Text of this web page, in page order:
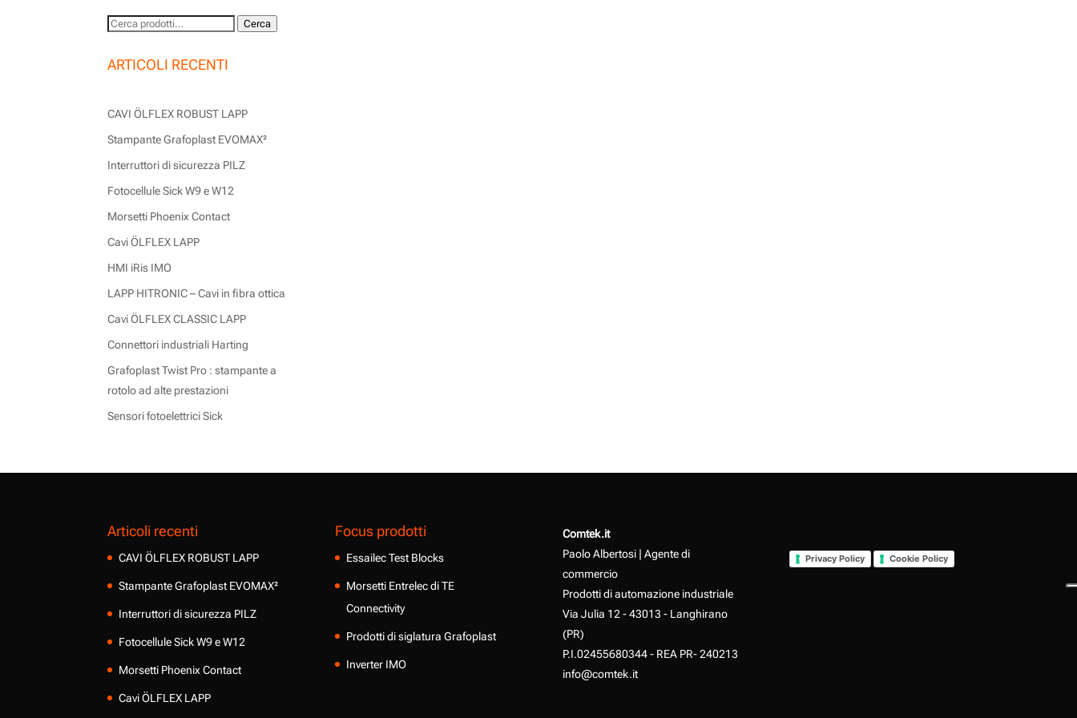
Cerca: Cerca
ARTICOLI RECENTI
CAVI ÖLFLEX ROBUST LAPP
Stampante Grafoplast EVOMAX²
Interruttori di sicurezza PILZ
Fotocellule Sick W9 e W12
Morsetti Phoenix Contact
Cavi ÖLFLEX LAPP
HMI iRis IMO
LAPP HITRONIC – Cavi in fibra ottica
Cavi ÖLFLEX CLASSIC LAPP
Connettori industriali Harting
Grafoplast Twist Pro : stampante a
rotolo ad alte prestazioni
Sensori fotoelettrici Sick
Articoli recenti
CAVI ÖLFLEX ROBUST LAPP
Stampante Grafoplast EVOMAX²
Interruttori di sicurezza PILZ
Fotocellule Sick W9 e W12
Morsetti Phoenix Contact
Cavi ÖLFLEX LAPP
Focus prodotti
Essailec Test Blocks
Morsetti Entrelec di TE
Connectivity
Prodotti di siglatura Grafoplast
Inverter IMO
Comtek.it
Paolo Albertosi | Agente di
commercio
Prodotti di automazione industriale
Via Julia 12 - 43013 - Langhirano
(PR)
P.I.02455680344 - REA PR- 240213
info@comtek.it
Privacy Policy Cookie Policy